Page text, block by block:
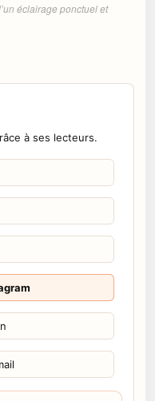
éclairage ponctuel et
à ses lecteurs.